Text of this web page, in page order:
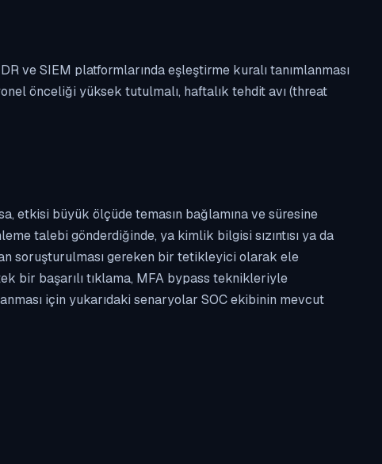
ve SIEM platformlarında eşleştirme kuralı tanımlanması
önceliği yüksek tutulmalı, haftalık tehdit avı (threat
etkisi büyük ölçüde temasın bağlamına ve süresine
talebi gönderdiğinde, ya kimlik bilgisi sızıntısı ya da
soruşturulması gereken bir tetikleyici olarak ele
bir başarılı tıklama, MFA bypass teknikleriyle
için yukarıdaki senaryolar SOC ekibinin mevcut